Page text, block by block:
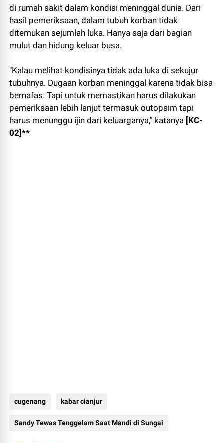
di rumah sakit dalam kondisi meninggal dunia. Dari
hasil pemeriksaan, dalam tubuh korban tidak
ditemukan sejumlah luka. Hanya saja dari bagian
mulut dan hidung keluar busa.
"Kalau melihat kondisinya tidak ada luka di sekujur
tubuhnya. Dugaan korban meninggal karena tidak bisa
bernafas. Tapi untuk memastikan harus dilakukan
pemeriksaan lebih lanjut termasuk outopsim tapi
harus menunggu ijin dari keluarganya," katanya [KC-
02]**
cugenang kabar cianjur
Sandy Tewas Tenggelam Saat Mandi di Sungai